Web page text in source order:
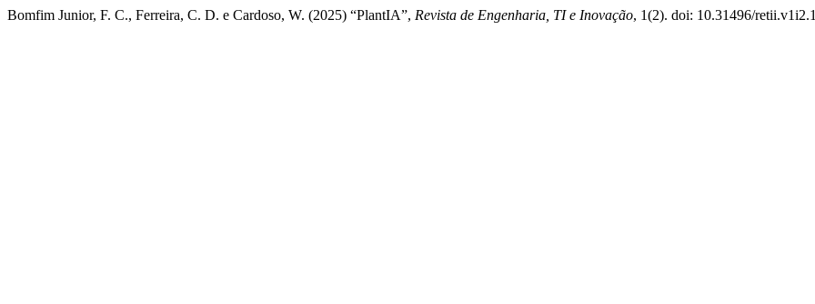
Bomfim Junior, F. C., Ferreira, C. D. e Cardoso, W. (2025) “PlantIA”, Revista de Engenharia, TI e Inovação, 1(2). doi: 10.31496/